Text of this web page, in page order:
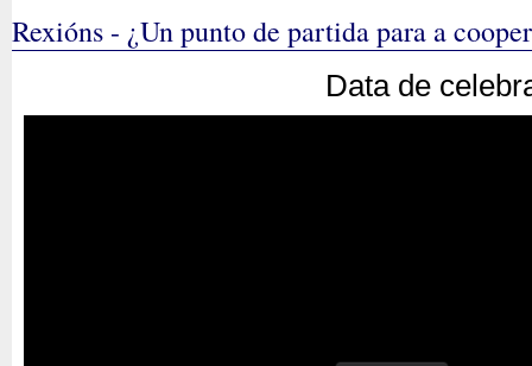
Rexións - ¿Un punto de partida para a
Data de